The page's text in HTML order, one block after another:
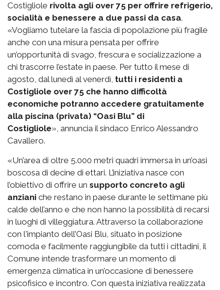
Costigliole rivolta agli over 75 per offrire refrigerio,
socialità e benessere a due passi da casa.
«Vogliamo tutelare la fascia di popolazione più fragile
anche con una misura pensata per offrire
un’opportunità di svago, frescura e socializzazione a
chi trascorre l’estate in paese. Per tutto il mese di
agosto, dal lunedì al venerdì, tutti i residenti a
Costigliole over 75 che hanno difficoltà
economiche potranno accedere gratuitamente
alla piscina (privata) “Oasi Blu” di
Costigliole», annuncia il sindaco Enrico Alessandro
Cavallero.
«Un’area di oltre 5.000 metri quadri immersa in un’oasi
boscosa di decine di ettari. L’iniziativa nasce con
l’obiettivo di offrire un supporto concreto agli
anziani che restano in paese durante le settimane più
calde dell’anno e che non hanno la possibilità di recarsi
in luoghi di villeggiatura. Attraverso la collaborazione
con l'impianto dell’Oasi Blu, situato in posizione
comoda e facilmente raggiungibile da tutti i cittadini, il
Comune intende trasformare un momento di
emergenza climatica in un’occasione di benessere
psicofisico e incontro. Con questa iniziativa realizzata